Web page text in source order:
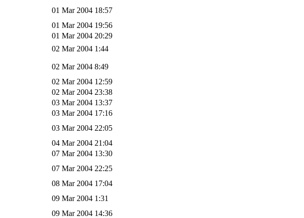
01 Mar 2004 18:57
01 Mar 2004 19:56
01 Mar 2004 20:29
02 Mar 2004 1:44
02 Mar 2004 8:49
02 Mar 2004 12:59
02 Mar 2004 23:38
03 Mar 2004 13:37
03 Mar 2004 17:16
03 Mar 2004 22:05
04 Mar 2004 21:04
07 Mar 2004 13:30
07 Mar 2004 22:25
08 Mar 2004 17:04
09 Mar 2004 1:31
09 Mar 2004 14:36